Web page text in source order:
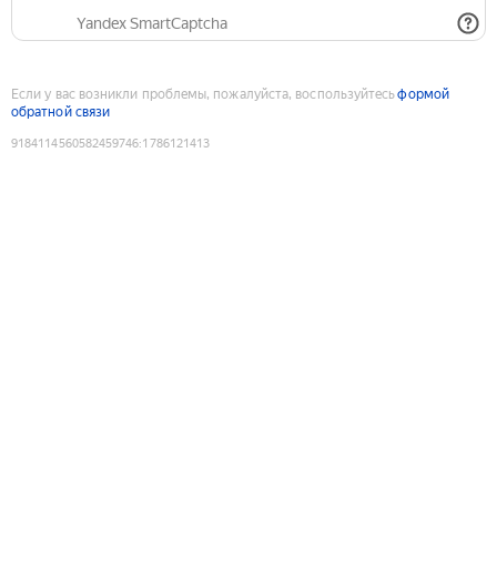
Yandex SmartCaptcha
Если у вас возникли проблемы, пожалуйста, воспользуйтесьформой
обратной связи
9184114560582459746:1786121413